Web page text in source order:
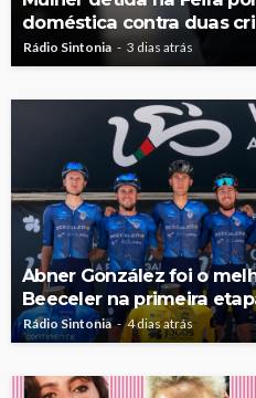
doméstica contra duas
Rádio Sintonia 3 dias atrás
Abner González foi o
Beeceler na primeira
Rádio Sintonia 4 dias atrás